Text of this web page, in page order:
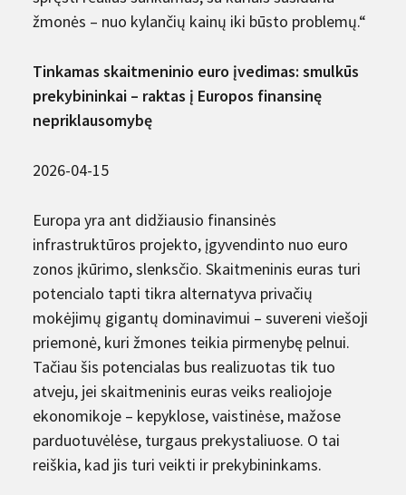
žmonės – nuo ​​kylančių kainų iki būsto problemų.“
Tinkamas skaitmeninio euro įvedimas: smulkūs
prekybininkai – raktas į Europos finansinę
nepriklausomybę
2026-04-15
Europa yra ant didžiausio finansinės
infrastruktūros projekto, įgyvendinto nuo euro
zonos įkūrimo, slenksčio. Skaitmeninis euras turi
potencialo tapti tikra alternatyva privačių
mokėjimų gigantų dominavimui – suvereni viešoji
priemonė, kuri žmones teikia pirmenybę pelnui.
Tačiau šis potencialas bus realizuotas tik tuo
atveju, jei skaitmeninis euras veiks realiojoje
ekonomikoje – kepyklose, vaistinėse, mažose
parduotuvėlėse, turgaus prekystaliuose. O tai
reiškia, kad jis turi veikti ir prekybininkams.